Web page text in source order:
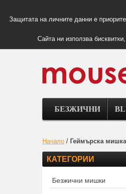
Защитата на личните данни е
Сайта ни използва
БЕЗЖИЧНИ
Начало / Геймърска
КАТЕГОРИИ
Безжични мишки